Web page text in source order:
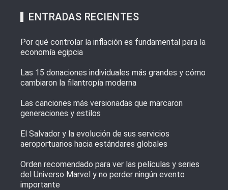
ENTRADAS RECIENTES
Por qué controlar la inflación es fundamental para la
economía egipcia
Las 15 donaciones individuales más grandes y cómo
cambiaron la filantropía moderna
Las canciones más versionadas que marcaron
generaciones y estilos
El Salvador y la evolución de sus servicios
aeroportuarios hacia estándares globales
Orden recomendado para ver las películas y series
del Universo Marvel y no perder ningún evento
importante